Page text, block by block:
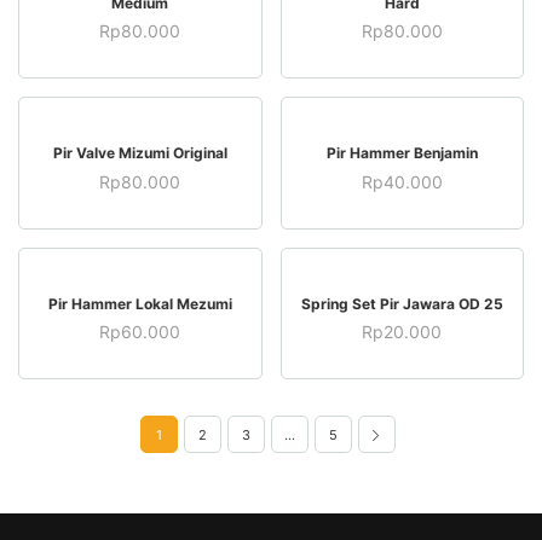
Rp80.000 Rp80.000
BELI SEKARANG
Pir Valve Mizumi Original
Rp80.000
BELI SEKARANG
Pir Hammer Benjamin
Rp40.000
BELI SEKARANG
Pir Hammer Lokal Mezumi
Rp60.000
BELI SEKARANG
Spring Set Pir Jawara OD 25
Rp20.000
1 2 3 … 5